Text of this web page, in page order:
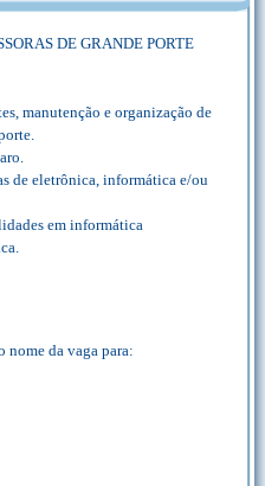
DE GRANDE PORTE
manutenção e organização de
de eletrônica, informática e/ou
em informática
nome da vaga para: